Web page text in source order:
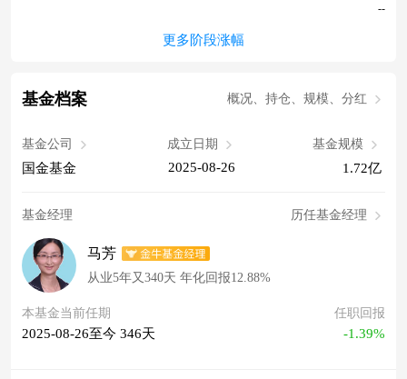
--
更多阶段涨幅
基金档案 概况、持仓、规模、分红
基金公司
国金基金
成立日期
2025-08-26
基金规模
1.72亿
基金经理 历任基金经理
马芳
从业5年又340天 年化回报12.88%
本基金当前任期
2025-08-26至今 346天
任职回报
-1.39%